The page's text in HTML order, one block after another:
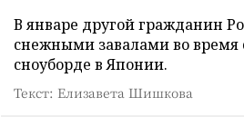
В январе другой гражданин
снежными завалами во время
сноуборде в Японии.
Текст: Елизавета Шишкова